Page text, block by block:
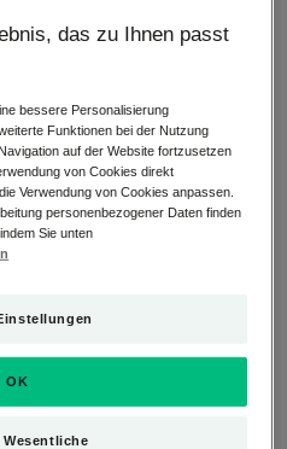
ist die durchschnittliche
2
und eine
es?
das zu Ihnen passt
bessere Personalisierung
Funktionen bei der Nutzung
auf der Website fortzusetzen
von Cookies direkt
Verwendung von Cookies anpassen.
personenbezogener Daten finden
Sie unten
Wesentliche
OK